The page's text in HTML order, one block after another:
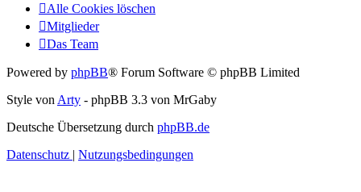
Alle Cookies löschen
Mitglieder
Das Team
Powered by phpBB® Forum Software © phpBB Limited
Style vonArty - phpBB 3.3 von MrGaby
Deutsche Übersetzung durch phpBB.de
Datenschutz | Nutzungsbedingungen